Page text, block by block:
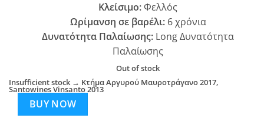
Κλείσιμο:Φελλός
Ωρίμανση σε βαρέλι:6 χρόνια
Δυνατότητα Παλαίωσης: Long Δυνατότητα
Παλαίωσης
Out of stock
Insufficient stock → Κτήμα Αργυρού Μαυροτράγανο 2017,
Santowines Vinsanto 2013
BUY NOW